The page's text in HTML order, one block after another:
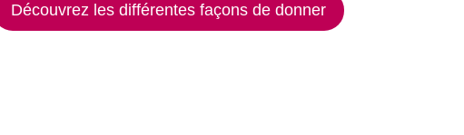
Découvrez les différentes façons de donner